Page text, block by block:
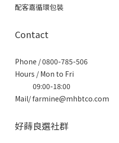
配客嘉循環包裝
Contact
Phone / 0800-785-506
Hours / Mon to Fri
09:00-18:00
Mail/ farmine@mhbtco.com
好蒔良選社群